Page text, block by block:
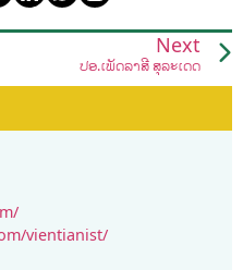
Next
ປອ.ເພັດລາສີ ສຸລະເດດ
vientianist/